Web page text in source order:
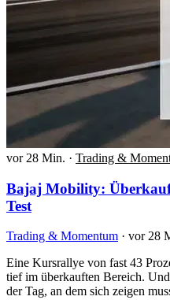
vor 28 Min. · Trading &
Bajaj Mobility:
Test
Trading & Momentum · vor 28
Eine Kursrallye von fast 43
tief im überkauften Bereich.
der Tag, an dem sich zeigen